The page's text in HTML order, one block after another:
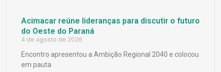
Acimacar reúne lideranças para discutir o futuro
do Oeste do Paraná
4 de agosto de 2026
Encontro apresentou a Ambição Regional 2040 e colocou
em pauta